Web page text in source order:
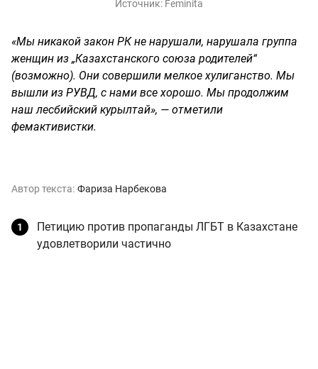
Источник: Feminita
«Мы никакой закон РК не нарушали, нарушала группа
женщин из „Казахстанского союза родителей“
(возможно). Они совершили мелкое хулиганство. Мы
вышли из РУВД, с нами все хорошо. Мы продолжим
наш лесбийский курылтай», — отметили
фемактивистки.
Автор текста: Фариза Нарбекова
Петицию против пропаганды ЛГБТ в Казахстане
удовлетворили частично